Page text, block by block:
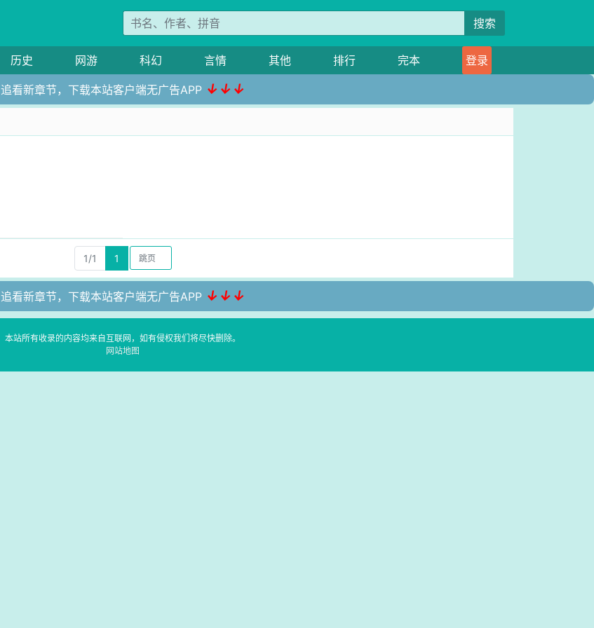
搜索
历史 网游 科幻 言情 其他 排行 完本 登录
追看新章节，下载本站客户端无广告APP ↓↓↓
1/1 1
追看新章节，下载本站客户端无广告APP ↓↓↓
本站所有收录的内容均来自互联网，如有侵权我们将尽快删除。
网站地图